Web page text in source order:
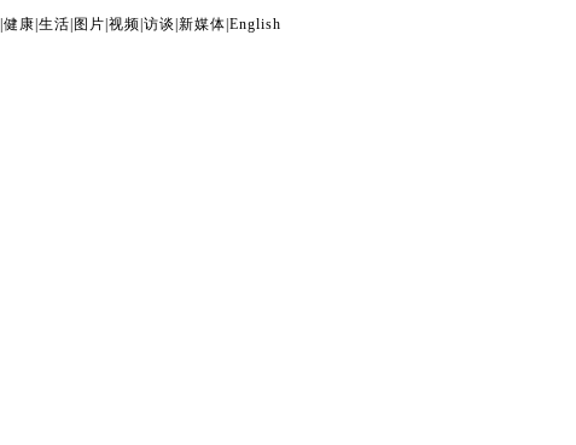
健康 生活 图片 视频 访谈 新媒体 English